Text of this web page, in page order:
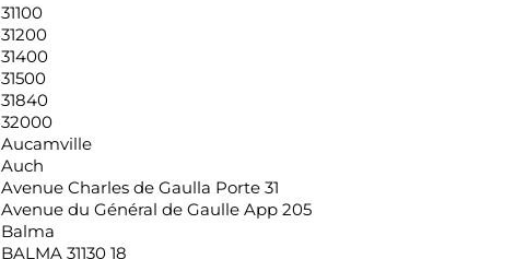
31100
31200
31400
31500
31840
32000
Aucamville
Auch
Avenue Charles de Gaulla Porte 31
Avenue du Général de Gaulle App 205
Balma
BALMA 31130 18